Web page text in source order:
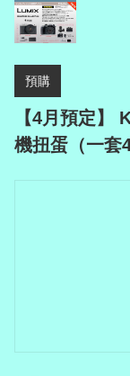
預購
【4月預定】
機扭蛋（一套4